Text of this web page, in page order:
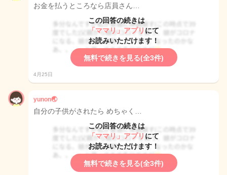
お金を払うところなら店員さん…
この回答の続きは
「ママリ」アプリ にて
お読みいただけます！
無料で続きを見る(全3件)
4月25日
yunon🌏
自分の子供がされたら めちゃく…
この回答の続きは
「ママリ」アプリ にて
お読みいただけます！
無料で続きを見る(全3件)